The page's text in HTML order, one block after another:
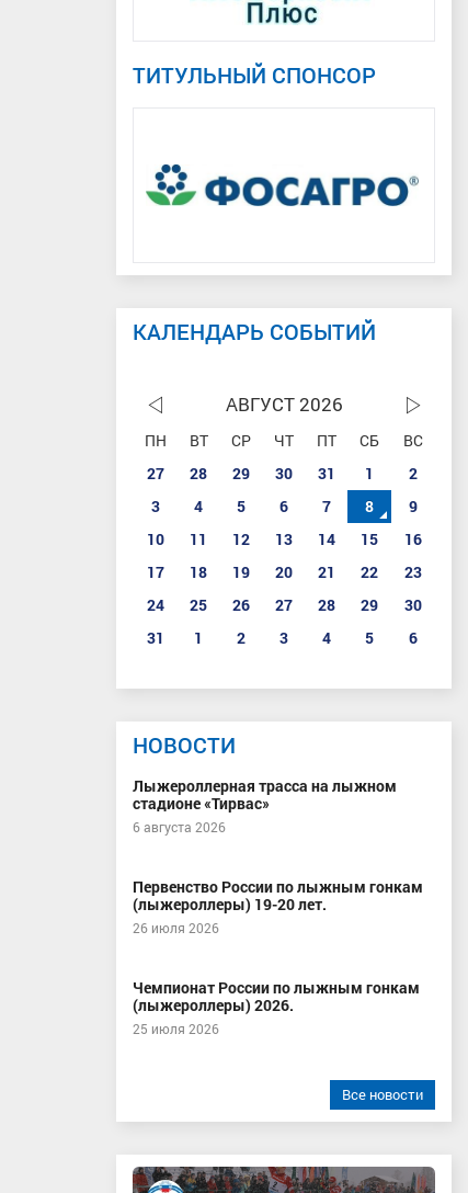
ТИТУЛЬНЫЙ СПОНСОР
КАЛЕНДАРЬ СОБЫТИЙ
АВГУСТ 2026
ПН ВТ СР ЧТ ПТ СБ
ВС
27
28 29 30 31 1
2
3
4 5 6 7 8
9
10
11 12 13 14 15
16
17
18 19 20 21 22
23
24
25 26 27 28 29
30
31
1 2 3 4 5 6
НОВОСТИ
Лыжероллерная трасса на лыжном
стадионе «Тирвас»
6 августа 2026
Первенство России по лыжным гонкам
(лыжероллеры) 19-20 лет.
26 июля 2026
Чемпионат России по лыжным гонкам
(лыжероллеры) 2026.
25 июля 2026
Все новости